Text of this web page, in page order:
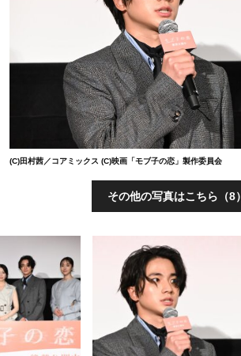
(C)田村茜／コアミックス (C)映画「モブ子の恋」製作委員会
その他の写真はこちら（8）